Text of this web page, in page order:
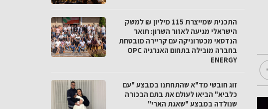
התכנית שמייצרת 115 מיליון ₪ למשק
הישראלי מגיעה לאזור השרון: תואר
הנדסאי מכטרוניקה עם קריירה מובטחת
בחברה מובילה בתחום האנרגיה OPC
ENERGY
זוג חובשי מד"א שהתחתנו במבצע "עם
כלביא" הביאו לעולם את בתם הבכורה
שנולדה במבצע "שאגת הארי"